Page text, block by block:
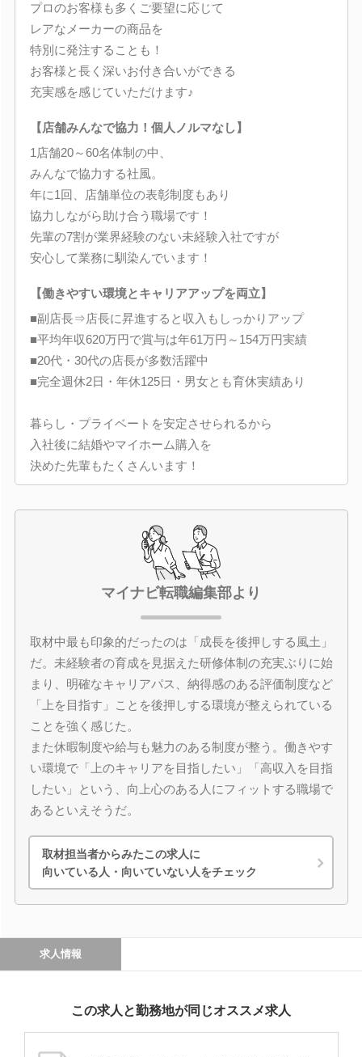
プロのお客様も多くご要望に応じて
レアなメーカーの商品を
特別に発注することも！
お客様と長く深いお付き合いができる
充実感を感じていただけます♪
【店舗みんなで協力！個人ノルマなし】
1店舗20～60名体制の中、
みんなで協力する社風。
年に1回、店舗単位の表彰制度もあり
協力しながら助け合う職場です！
先輩の7割が業界経験のない未経験入社ですが
安心して業務に馴染んでいます！
【働きやすい環境とキャリアアップを両立】
■副店長⇒店長に昇進すると収入もしっかりアップ
■平均年収620万円で賞与は年61万円～154万円実績
■20代・30代の店長が多数活躍中
■完全週休2日・年休125日・男女とも育休実績あり
暮らし・プライベートを安定させられるから
入社後に結婚やマイホーム購入を
決めた先輩もたくさんいます！
マイナビ転職編集部より
取材中最も印象的だったのは「成長を後押しする風土」
だ。未経験者の育成を見据えた研修体制の充実ぶりに始
まり、明確なキャリアパス、納得感のある評価制度など
「上を目指す」ことを後押しする環境が整えられている
ことを強く感じた。
また休暇制度や給与も魅力のある制度が整う。働きやす
い環境で「上のキャリアを目指したい」「高収入を目指
したい」という、向上心のある人にフィットする職場で
あるといえそうだ。
取材担当者からみたこの求人に
向いている人・向いていない人をチェック
求人情報
この求人と勤務地が同じオススメ求人